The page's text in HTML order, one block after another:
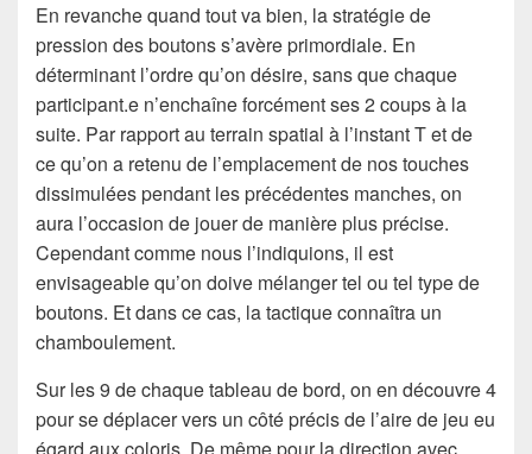
En revanche quand tout va bien, la stratégie de
pression des boutons s’avère primordiale. En
déterminant l’ordre qu’on désire, sans que chaque
participant.e n’enchaîne forcément ses 2 coups à la
suite. Par rapport au terrain spatial à l’instant T et de
ce qu’on a retenu de l’emplacement de nos touches
dissimulées pendant les précédentes manches, on
aura l’occasion de jouer de manière plus précise.
Cependant comme nous l’indiquions, il est
envisageable qu’on doive mélanger tel ou tel type de
boutons. Et dans ce cas, la tactique connaîtra un
chamboulement.
Sur les 9 de chaque tableau de bord, on en découvre 4
pour se déplacer vers un côté précis de l’aire de jeu eu